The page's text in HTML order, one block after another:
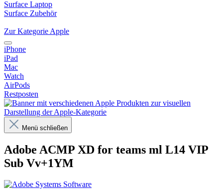
Surface Laptop
Surface Zubehör
Zur Kategorie Apple
iPhone
iPad
Mac
Watch
AirPods
Restposten
Menü schließen
Adobe ACMP XD for teams ml L14 VIP
Sub Vv+1YM